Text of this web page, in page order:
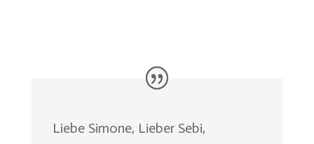
Liebe Simone, Lieber Sebi,